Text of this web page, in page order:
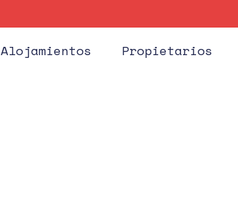
Alojamientos Propietarios